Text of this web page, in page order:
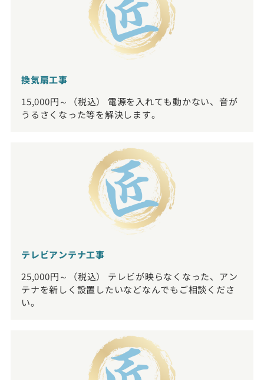
換気扇工事
15,000円～（税込） 電源を入れても動かない、音が
うるさくなった等を解決します。
テレビアンテナ工事
25,000円～（税込） テレビが映らなくなった、アン
テナを新しく設置したいなどなんでもご相談くださ
い。